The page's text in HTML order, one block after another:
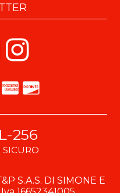
256
SICURO
S.A.S. DI SIMONE E